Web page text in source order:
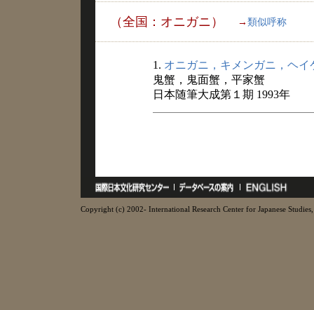
（全国：オニガニ） → 類似呼称
1. オニガニ，キメンガニ，ヘイ
鬼蟹，鬼面蟹，平家蟹
日本随筆大成第１期 1993年
Copyright (c) 2002- International Research Center for Japanese